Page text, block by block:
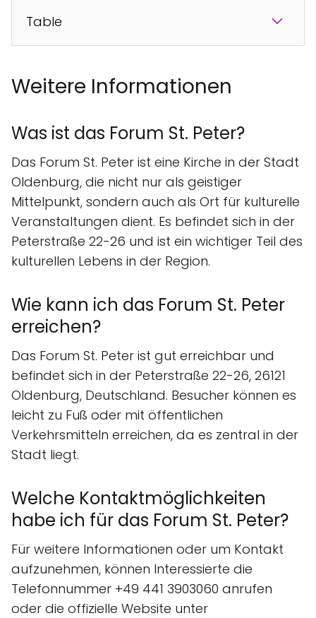
Table
Weitere Informationen
Was ist das Forum St. Peter?
Das Forum St. Peter ist eine Kirche in der Stadt
Oldenburg, die nicht nur als geistiger
Mittelpunkt, sondern auch als Ort für kulturelle
Veranstaltungen dient. Es befindet sich in der
Peterstraße 22-26 und ist ein wichtiger Teil des
kulturellen Lebens in der Region.
Wie kann ich das Forum St. Peter
erreichen?
Das Forum St. Peter ist gut erreichbar und
befindet sich in der Peterstraße 22-26, 26121
Oldenburg, Deutschland. Besucher können es
leicht zu Fuß oder mit öffentlichen
Verkehrsmitteln erreichen, da es zentral in der
Stadt liegt.
Welche Kontaktmöglichkeiten
habe ich für das Forum St. Peter?
Für weitere Informationen oder um Kontakt
aufzunehmen, können Interessierte die
Telefonnummer +49 441 3903060 anrufen
oder die offizielle Website unter